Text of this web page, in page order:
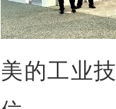
美的工业